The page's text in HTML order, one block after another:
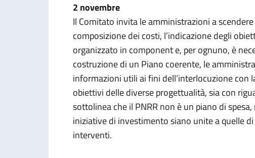
2 novembre
Il Comitato invita le amministrazioni a
composizione dei costi, l’indicazione degli
organizzato in component e, per ognuno, è
costruzione di un Piano coerente, le
informazioni utili ai fini dell’interlocuzione con
obiettivi delle diverse progettualità, sia con
sottolinea che il PNRR non è un piano di
iniziative di investimento siano unite a quelle
interventi.